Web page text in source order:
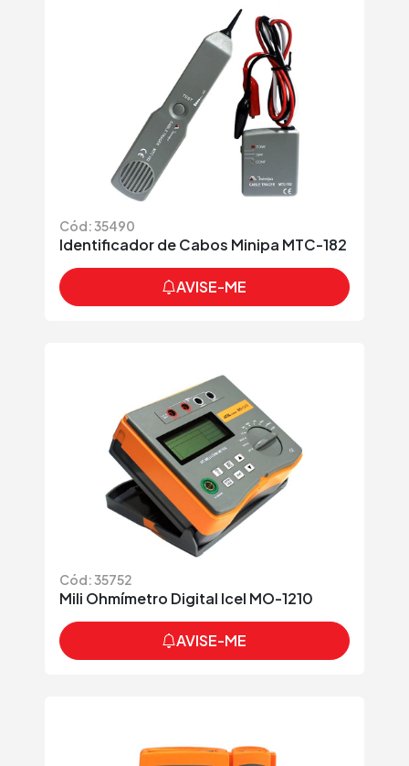
Cód: 35490
Identificador de Cabos Minipa MTC-182
AVISE-ME
Cód: 35752
Mili Ohmímetro Digital Icel MO-1210
AVISE-ME